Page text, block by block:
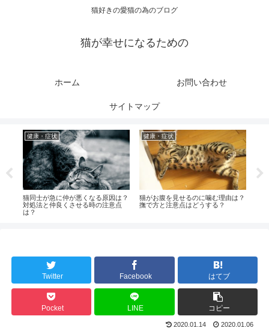
猫好きの愛猫の為のブログ
猫が幸せになるための
ホーム お問い合わせ
サイトマップ
健康・症状
猫同士が急に仲が悪くなる原因は？
対処法と仲良くさせる時の注意点
は？
健康・症状
猫がお腹を見せるのに噛む理由は？
撫で方と注意点はどうする？
Twitter Facebook はてブ
Pocket LINE コピー
2020.01.14 2020.01.06